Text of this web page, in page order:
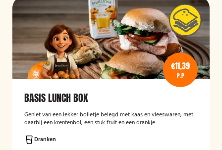
€11,39
P.P
BASIS LUNCH BOX
Geniet van een lekker bolletje belegd met kaas en vleeswaren, met
daarbij een krentenbol, een stuk fruit en een drankje.
Dranken